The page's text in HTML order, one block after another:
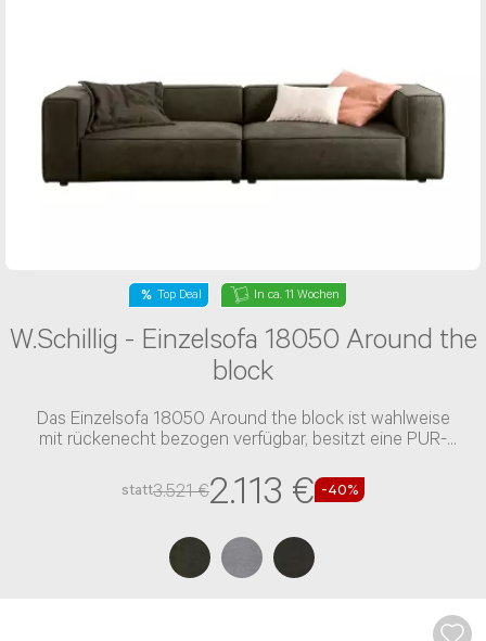
Top Deal In ca. 11 Wochen
W.Schillig - Einzelsofa 18050 Around the
block
Das Einzelsofa 18050 Around the block ist wahlweise
mit rückenecht bezogen verfügbar, besitzt eine PUR-
statt3.521 €2.113 € -40%